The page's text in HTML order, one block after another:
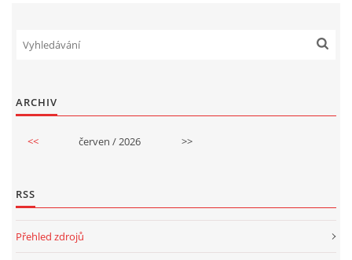
ARCHIV
<< červen / 2026 >>
RSS
Přehled zdrojů